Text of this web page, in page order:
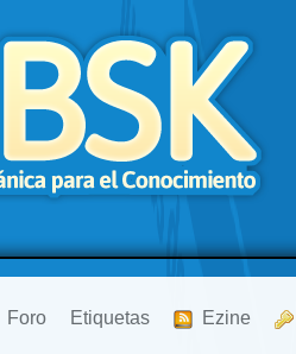
Foro Etiquetas Ezine